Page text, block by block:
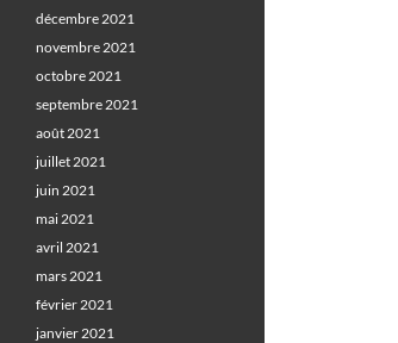
décembre 2021
novembre 2021
octobre 2021
septembre 2021
août 2021
juillet 2021
juin 2021
mai 2021
avril 2021
mars 2021
février 2021
janvier 2021